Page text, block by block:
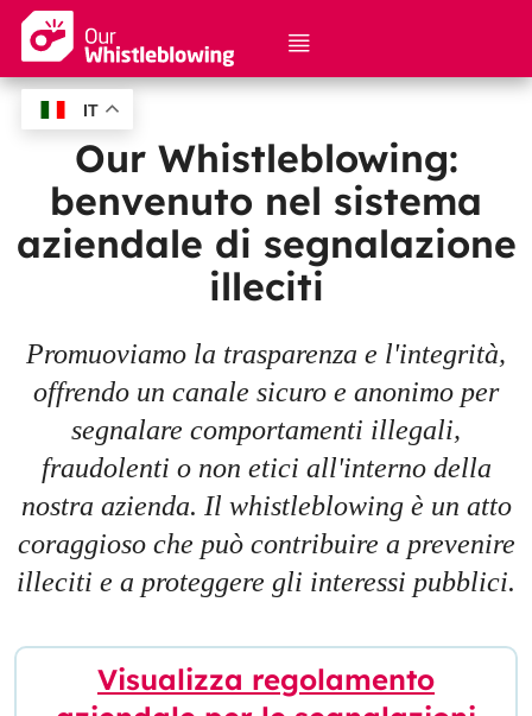
IT
Fai una segnalazione
Verifica una segnalazione
Istruzioni e sicurezza
Our Whistleblowing:
benvenuto nel sistema
aziendale di segnalazione
illeciti
Promuoviamo la trasparenza e l'integrità,
offrendo un canale sicuro e anonimo per
segnalare comportamenti illegali,
fraudolenti o non etici all'interno della
nostra azienda. Il whistleblowing è un atto
coraggioso che può contribuire a prevenire
illeciti e a proteggere gli interessi pubblici.
Visualizza regolamento